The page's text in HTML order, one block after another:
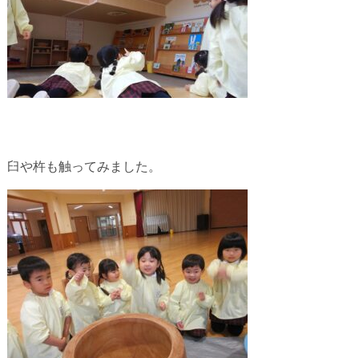
臼や杵も触ってみました。